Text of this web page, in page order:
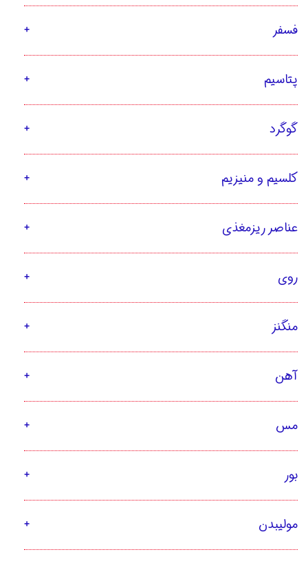
فسفر
پتاسیم
گوگرد
کلسیم و منیزیم
عناصر ریزمغذی
روی
منگنز
آهن
مس
بور
مولیبدن